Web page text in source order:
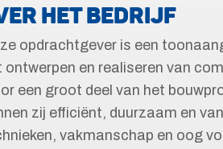
HET BEDRIJF
opdrachtgever is een
ontwerpen en realiseren van
een groot deel van het
zij efficiënt, duurzaam en
vakmanschap en oog